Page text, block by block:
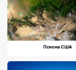
Псиона США